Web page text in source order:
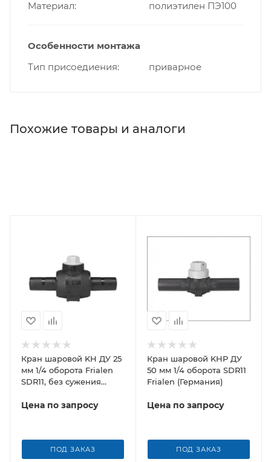
Материал полиэтилен ПЭ100
Особенности монтажа
Тип присоедиения
приварное
Похожие товары и аналоги
Кран шаровой KH ДУ 25
мм 1/4 оборота Frialen
SDR11, без сужения
Цена по запросу
ПОД ЗАКАЗ
Кран шаровой KHP ДУ
50 мм 1/4 оборота SDR11
Frialen (Германия)
Цена по запросу
ПОД ЗАКАЗ